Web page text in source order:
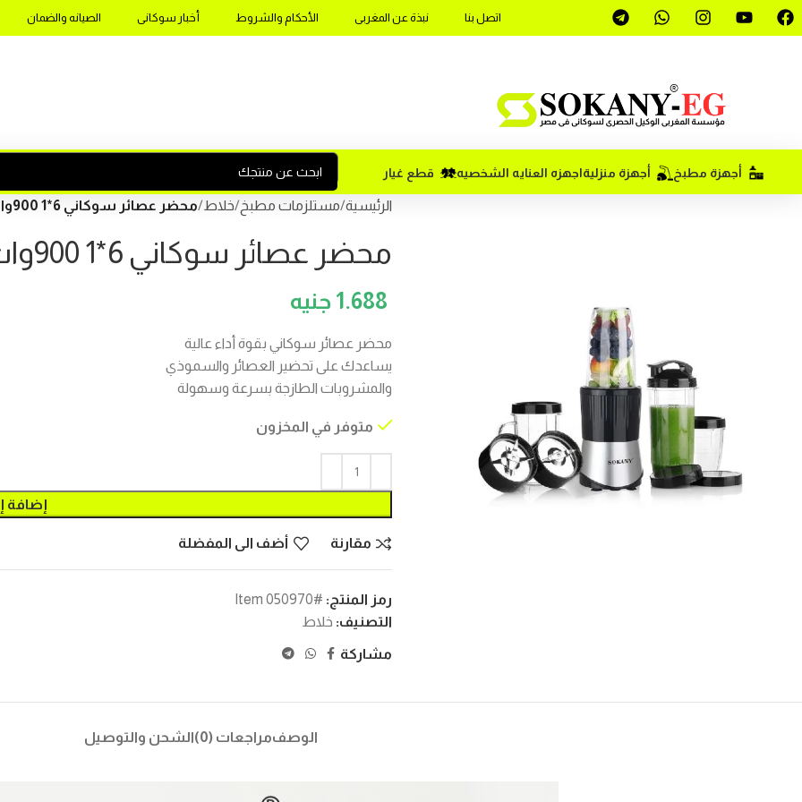
اتصل بنا نبذة عن المغربى الأحكام والشروط أخبار سوكانى الصيانه والضمان
أجهزة مطبخ أجهزة منزليةاجهزه العنايه الشخصيه قطع غيار
الرئيسية مستلزمات مطبخ خلاط محضر عصائر سوكاني 6*1 900وات موديلSK-03046
محضر عصائر سوكاني 6*1 900وات موديلSK-03046
1.688
محضر عصائر سوكاني بقوة أداء عالية
يساعدك على تحضير العصائر والسموذي
والمشروبات الطازجة بسرعة وسهولة
متوفر في المخزون
إضافة
مقارنة أضف الى المفضلة
رمز المنتج: #Item 050970
التصنيف: خلاط
مشاركة
الوصفمراجعات (0) الشحن والتوصيل